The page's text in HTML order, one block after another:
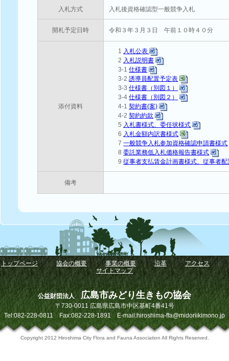
入札方式 入札後資格確認型一般競争入札
開札予定日時 令和３年３月３日 午前１０時４０分
添付資料
1 入札公表
2 入札説明書
3-1仕様書
3-2誘導員配置予定表
3-3仕様書（別図１）
3-4仕様書（別図２）
4-1契約書(案)
4-2契約約款
5 入札書様式、委任状様式
6 入札金額内訳書様式
7一般競争入札参加資格確認申請書様式
8委託業務低入札価格報告書様式
9従事者支払賃金計画書様式、従事者
備考
トップページ｜ 協会の概要｜ 事業の概要 ｜沿革 ｜アクセス｜
サイトマップ
公益財団法人広島市みどり生きもの協会
〒730-0011 広島県広島市中区基町4番41号
Tel:082-228-0811 Fax:082-228-1891 E-mail:hiroshima-ffa@midoriikimono.jp
Copyright 2012 Hiroshima City Flora and Fauna Association All Rights Reserved.